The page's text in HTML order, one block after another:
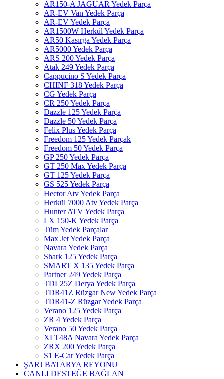
AR150-A JAGUAR Yedek Parça
AR-EV Van Yedek Parça
AR-EV Yedek Parça
AR1500W Herkül Yedek Parça
AR50 Kasırga Yedek Parça
AR5000 Yedek Parça
ARS 200 Yedek Parça
Atak 249 Yedek Parça
Cappucino S Yedek Parça
CHINF 318 Yedek Parça
CG Yedek Parça
CR 250 Yedek Parça
Dazzle 125 Yedek Parça
Dazzle 50 Yedek Parça
Felix Plus Yedek Parça
Freedom 125 Yedek Parçak
Freedom 50 Yedek Parça
GP 250 Yedek Parça
GT 250 Max Yedek Parça
GT 125 Yedek Parça
GS 525 Yedek Parça
Hector Atv Yedek Parça
Herkül 7000 Atv Yedek Parça
Hunter ATV Yedek Parça
LX 150-K Yedek Parça
Tüm Yedek Parçalar
Max Jet Yedek Parça
Navara Yedek Parça
Shark 125 Yedek Parça
SMART X 135 Yedek Parça
Partner 249 Yedek Parça
TDL25Z Derya Yedek Parça
TDR41Z Rüzgar New Yedek Parça
TDR41-Z Rüzgar Yedek Parça
Verano 125 Yedek Parça
ZR 4 Yedek Parça
Verano 50 Yedek Parça
XLT48A Navara Yedek Parça
ZRX 200 Yedek Parça
S1 E-Car Yedek Parça
ŞARJ BATARYA REYONU
CANLI DESTEĞE BAĞLAN